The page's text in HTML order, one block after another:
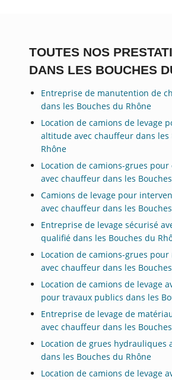
TOUTES NOS
DANS LES BOUCHES
Entreprise de manutention de
dans les Bouches du Rhône
Location de camions de levage
altitude avec chauffeur dans les
Rhône
Location de camions-grues
avec chauffeur dans les
Camions de levage pour
avec chauffeur dans les
Entreprise de levage sécurisé
qualifié dans les Bouches du
Location de camions-grues
avec chauffeur dans les
Location de camions de levage
pour travaux publics dans les
Entreprise de levage de
avec chauffeur dans les
Location de grues hydrauliques
dans les Bouches du Rhône
Location de camions de levage